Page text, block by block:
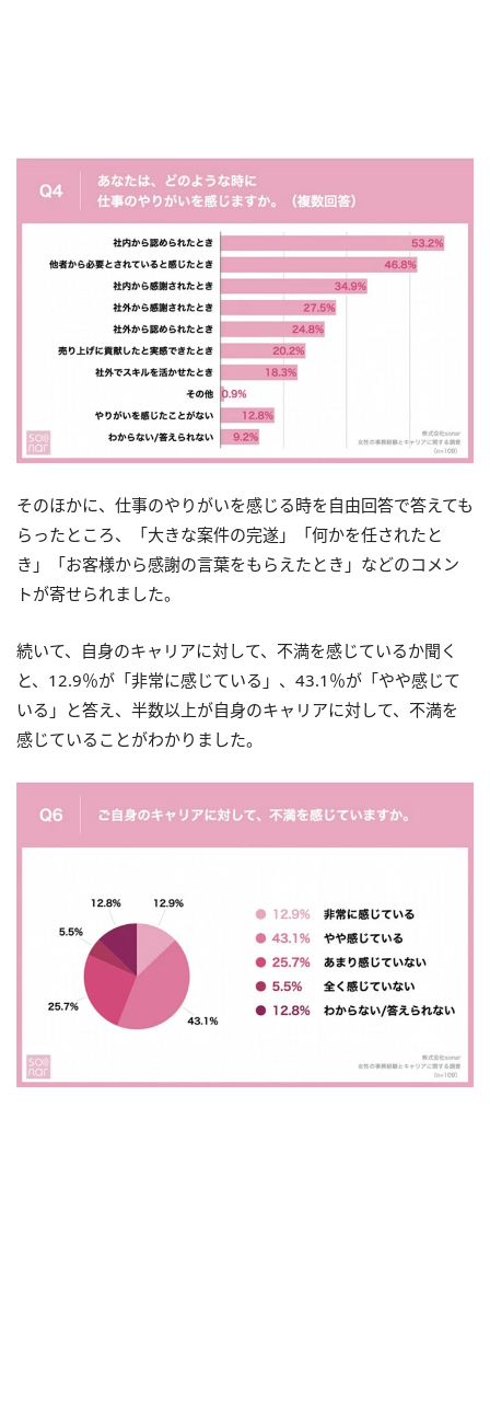
そのほかに、仕事のやりがいを感じる時を自由回答で答えても
らったところ、「大きな案件の完遂」「何かを任されたと
き」「お客様から感謝の言葉をもらえたとき」などのコメン
トが寄せられました。
続いて、自身のキャリアに対して、不満を感じているか聞く
と、12.9％が「非常に感じている」、43.1％が「やや感じて
いる」と答え、半数以上が自身のキャリアに対して、不満を
感じていることがわかりました。